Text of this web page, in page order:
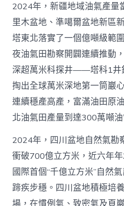
2024年，新疆地域油氣產量
里木盆地、準噶爾盆地新區
塔東北落實了一個億噸級範
夜油氣田勘察開闢連續推動
深超萬米科探井——塔科1井
掏出全球萬米深地第一筒巖
連續穩產高產，富滿油田原
北油氣田產量到達300萬噸油
2024年，四川盆地自然氣勘
衝破700億立方米，近六年
國際首個“千億立方米”自然
蹄疾步穩。四川盆地積極培